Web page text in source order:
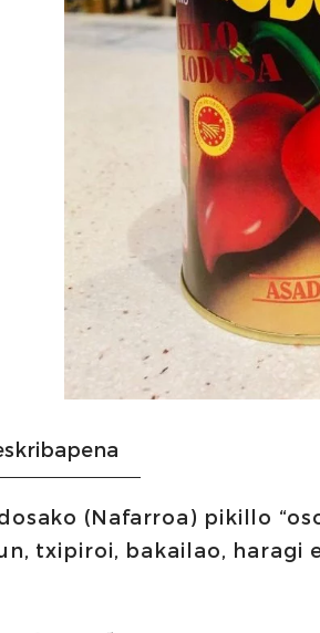
(Nafarroa) pikillo
txipiroi, bakailao, haragi